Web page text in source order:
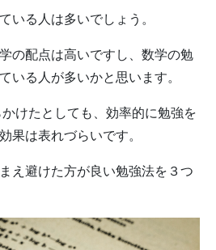
いる人は多いでしょう。
の配点は高いですし、数学の勉
いる人が多いかと思います。
けたとしても、効率的に勉強を
果は表れづらいです。
え避けた方が良い勉強法を３つ